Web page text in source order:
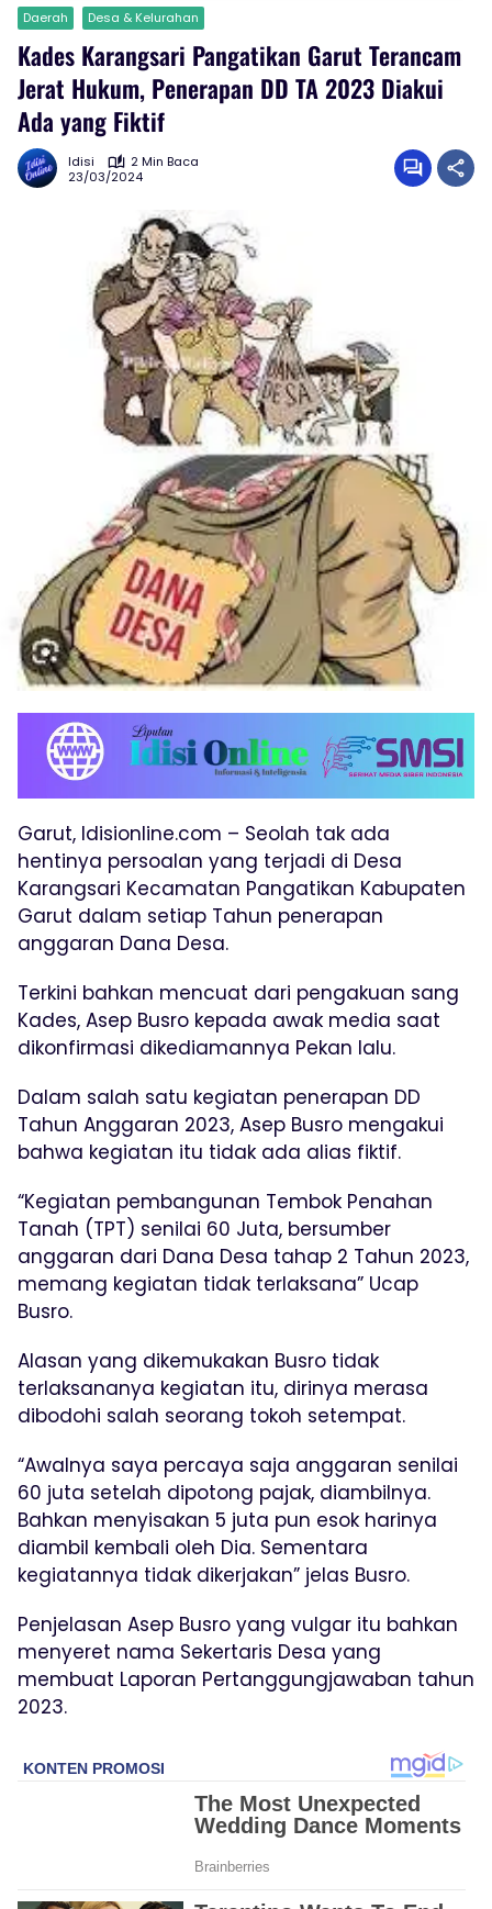
Daerah Desa & Kelurahan
Kades Karangsari Pangatikan Garut Terancam
Jerat Hukum, Penerapan DD TA 2023 Diakui
Ada yang Fiktif
Idisi
2 Min Baca
23/03/2024
Garut, Idisionline.com – Seolah tak ada
hentinya persoalan yang terjadi di Desa
Karangsari Kecamatan Pangatikan Kabupaten
Garut dalam setiap Tahun penerapan
anggaran Dana Desa.
Terkini bahkan mencuat dari pengakuan sang
Kades, Asep Busro kepada awak media saat
dikonfirmasi dikediamannya Pekan lalu.
Dalam salah satu kegiatan penerapan DD
Tahun Anggaran 2023, Asep Busro mengakui
bahwa kegiatan itu tidak ada alias fiktif.
“Kegiatan pembangunan Tembok Penahan
Tanah (TPT) senilai 60 Juta, bersumber
anggaran dari Dana Desa tahap 2 Tahun 2023,
memang kegiatan tidak terlaksana” Ucap
Busro.
Alasan yang dikemukakan Busro tidak
terlaksananya kegiatan itu, dirinya merasa
dibodohi salah seorang tokoh setempat.
“Awalnya saya percaya saja anggaran senilai
60 juta setelah dipotong pajak, diambilnya.
Bahkan menyisakan 5 juta pun esok harinya
diambil kembali oleh Dia. Sementara
kegiatannya tidak dikerjakan” jelas Busro.
Penjelasan Asep Busro yang vulgar itu bahkan
menyeret nama Sekertaris Desa yang
membuat Laporan Pertanggungjawaban tahun
2023.